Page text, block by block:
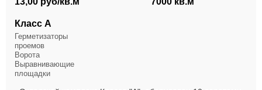
Класс А
Герметизаторы
проемов
Ворота
Выравнивающие
площадки